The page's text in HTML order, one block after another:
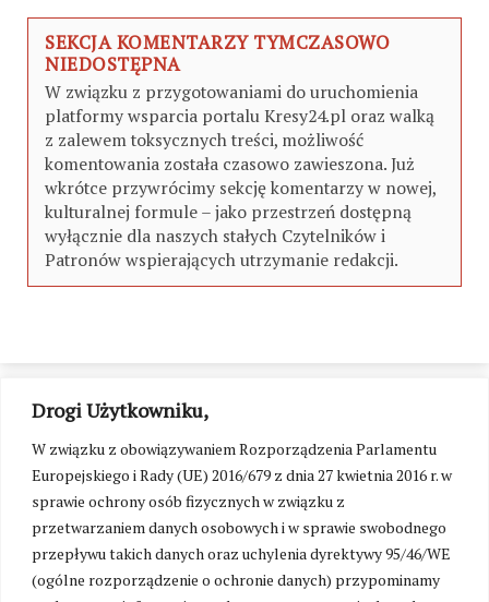
Drogi Użytkowniku,
W związku z obowiązywaniem Rozporządzenia Parlamentu
Europejskiego i Rady (UE) 2016/679 z dnia 27 kwietnia 2016 r. w
sprawie ochrony osób fizycznych w związku z
przetwarzaniem danych osobowych i w sprawie swobodnego
przepływu takich danych oraz uchylenia dyrektywy 95/46/WE
(ogólne rozporządzenie o ochronie danych) przypominamy
SEKCJA KOMENTARZY TYMCZASOWO
NIEDOSTĘPNA
W związku z przygotowaniami do uruchomienia
platformy wsparcia portalu Kresy24.pl oraz walką
z zalewem toksycznych treści, możliwość
komentowania została czasowo zawieszona. Już
wkrótce przywrócimy sekcję komentarzy w nowej,
kulturalnej formule – jako przestrzeń dostępną
wyłącznie dla naszych stałych Czytelników i
Patronów wspierających utrzymanie redakcji.